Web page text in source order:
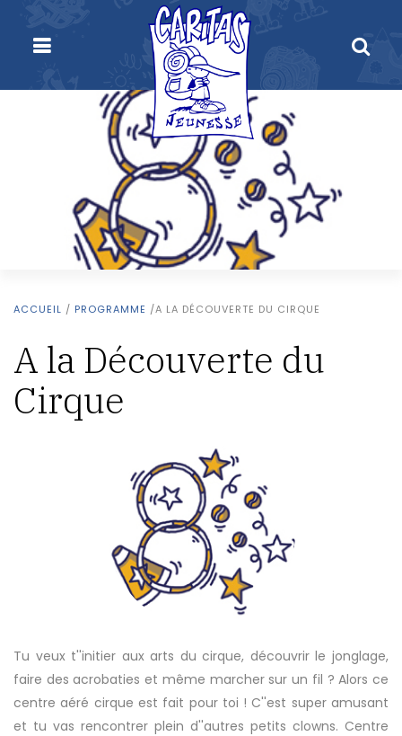
ACCUEIL / PROGRAMME /A LA DÉCOUVERTE DU CIRQUE
A la Découverte du
Cirque
Tu veux t''initier aux arts du cirque, découvrir le jonglage,
faire des acrobaties et même marcher sur un fil ? Alors ce
centre aéré cirque est fait pour toi ! C''est super amusant
et tu vas rencontrer plein d''autres petits clowns. Centre